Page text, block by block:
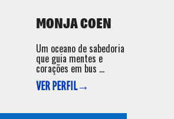
MONJA COEN
Um oceano de sabedoria
que guia mentes e
corações em bus ...
VER PERFIL→